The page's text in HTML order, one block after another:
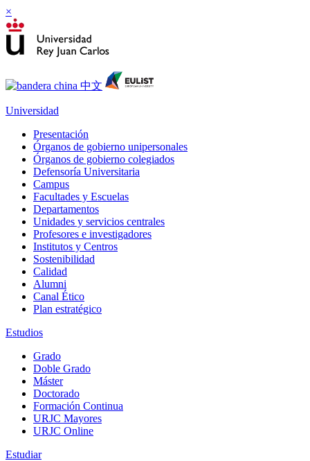
×
Universidad
Presentación
Órganos de gobierno unipersonales
Órganos de gobierno colegiados
Defensoría Universitaria
Campus
Facultades y Escuelas
Departamentos
Unidades y servicios centrales
Profesores e investigadores
Institutos y Centros
Sostenibilidad
Calidad
Alumni
Canal Ético
Plan estratégico
Estudios
Grado
Doble Grado
Máster
Doctorado
Formación Continua
URJC Mayores
URJC Online
Estudiar